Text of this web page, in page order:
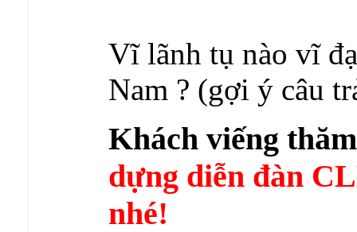
Vĩ lãnh tụ nào vĩ
Nam ? (gợi ý câu
Khách viếng
dựng diễn đàn
nhé!